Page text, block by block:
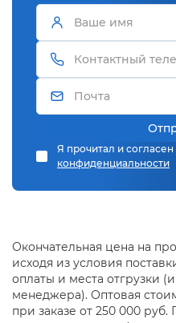
Я прочитал и
конфиденциальности
Окончательная цена на
исходя из условия
оплаты и места отгрузки
менеджера). Оптовая
при заказе от 250 000